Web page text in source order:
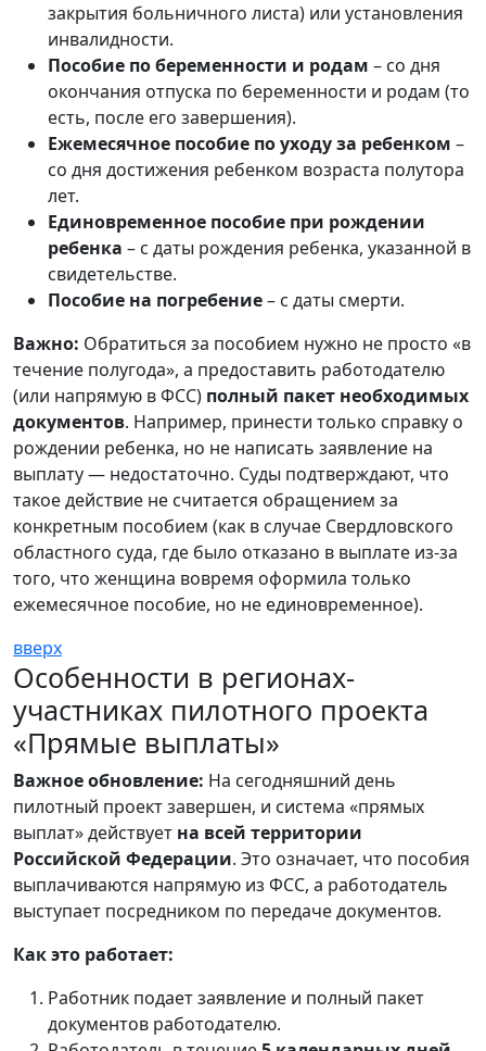
закрытия больничного листа) или установления
инвалидности.
Пособие по беременности и родам – со дня
окончания отпуска по беременности и родам (то
есть, после его завершения).
Ежемесячное пособие по уходу за ребенком –
со дня достижения ребенком возраста полутора
лет.
Единовременное пособие при рождении
ребенка – с даты рождения ребенка, указанной в
свидетельстве.
Пособие на погребение– с даты смерти.
Важно: Обратиться за пособием нужно не просто «в
течение полугода», а предоставить работодателю
(или напрямую в ФСС) полный пакет необходимых
документов. Например, принести только справку о
рождении ребенка, но не написать заявление на
выплату — недостаточно. Суды подтверждают, что
такое действие не считается обращением за
конкретным пособием (как в случае Свердловского
областного суда, где было отказано в выплате из-за
того, что женщина вовремя оформила только
ежемесячное пособие, но не единовременное).
вверх
Особенности в регионах-
участниках пилотного проекта
«Прямые выплаты»
Важное обновление: На сегодняшний день
пилотный проект завершен, и система «прямых
выплат» действует на всей территории
Российской Федерации. Это означает, что пособия
выплачиваются напрямую из ФСС, а работодатель
выступает посредником по передаче документов.
Как это работает:
Работник подает заявление и полный пакет
документов работодателю.